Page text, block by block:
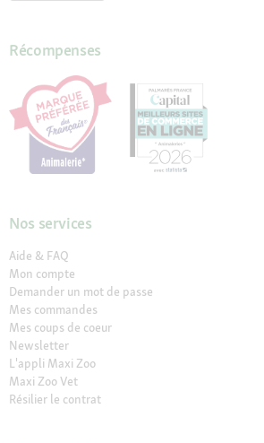
Récompenses
Nos services
Aide & FAQ
Mon compte
Demander un mot de passe
Mes commandes
Mes coups de coeur
Newsletter
L'appli Maxi Zoo
Maxi Zoo Vet
Résilier le contrat